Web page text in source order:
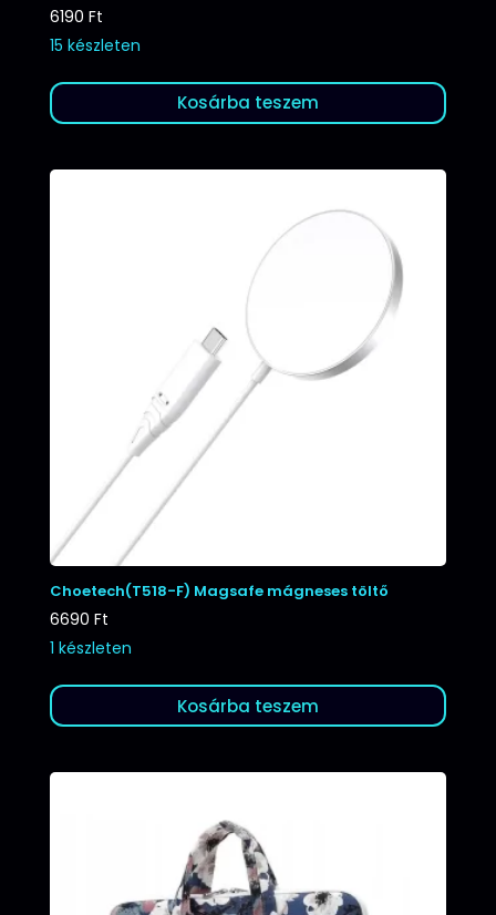
6190 Ft
15 készleten
Kosárba teszem
Choetech(T518-F) Magsafe mágneses töltő
6690 Ft
1 készleten
Kosárba teszem